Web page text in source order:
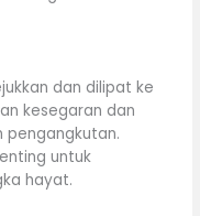
dan dilipat ke
kesegaran dan
pengangkutan.
untuk
hayat.